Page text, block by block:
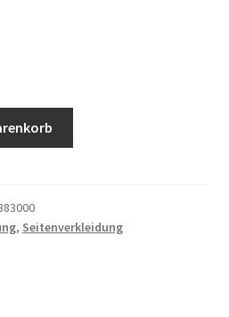
, Seitenverkleidung